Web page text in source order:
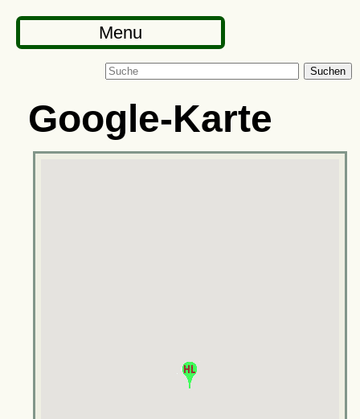
Menu
Suchen
Google-Karte